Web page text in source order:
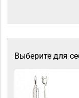
Выберите для